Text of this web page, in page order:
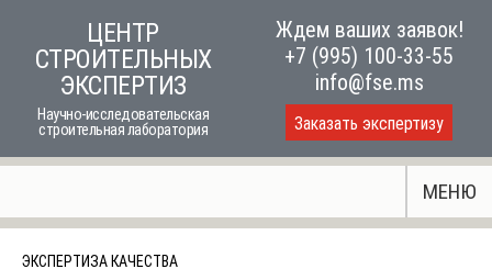
content
ЦЕНТР
СТРОИТЕЛЬНЫХ
ЭКСПЕРТИЗ
Научно-исследовательская
строительная лаборатория
Ждем ваших заявок!
+7 (995) 100-33-55
info@fse.ms
Заказать экспертизу
МЕНЮ
ЭКСПЕРТИЗА КАЧЕСТВА